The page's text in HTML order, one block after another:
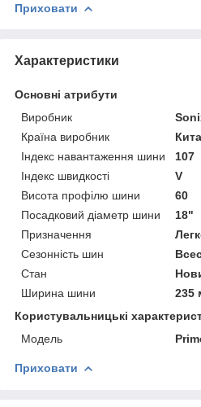
Приховати
Характеристики
Основні атрибути
Виробник
Країна виробник
Індекс навантаження шини
107
Індекс швидкості
V
Висота профілю шини
60
Посадковий діаметр шини
18"
Призначення
Сезонність шин
Стан
Ширина шини
235
Користувальницькі
Мoдель
Приховати